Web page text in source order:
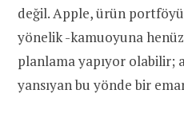
değil. Apple, ürün
yönelik -kamuoyuna
planlama yapıyor olabilir;
yansıyan bu yönde bir